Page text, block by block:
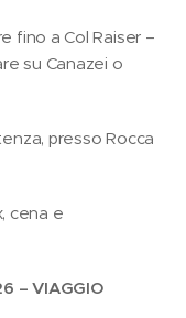
fino a Col Raiser –
su Canazei o
presso Rocca
cena e
– VIAGGIO